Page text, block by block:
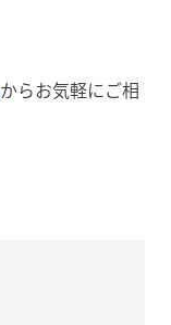
からお気軽にご相